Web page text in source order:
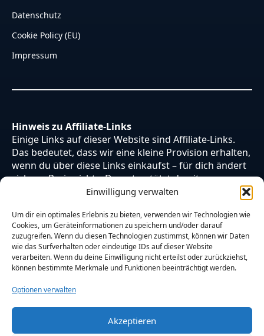
Einwilligung verwalten
Um dir ein optimales Erlebnis zu bieten, verwenden wir Technologien wie
Cookies, um Geräteinformationen zu speichern und/oder darauf
zuzugreifen. Wenn du diesen Technologien zustimmst, können wir Daten
wie das Surfverhalten oder eindeutige IDs auf dieser Website
verarbeiten. Wenn du deine Einwilligung nicht erteilst oder zurückziehst,
können bestimmte Merkmale und Funktionen beeinträchtigt werden.
Optionen verwalten
Akzeptieren
Datenschutz
Cookie Policy (EU)
Impressum
Hinweis zu Affiliate-Links
Einige Links auf dieser Website sind Affiliate-Links.
Das bedeutet, dass wir eine kleine Provision erhalten,
wenn du über diese Links einkaufst – für dich ändert
sich am Preis nichts. Du unterstützt damit unsere
Arbeit. Vielen Dank dafür!
© 2026 Otaku Japan. Alle Rechte vorbehalten.